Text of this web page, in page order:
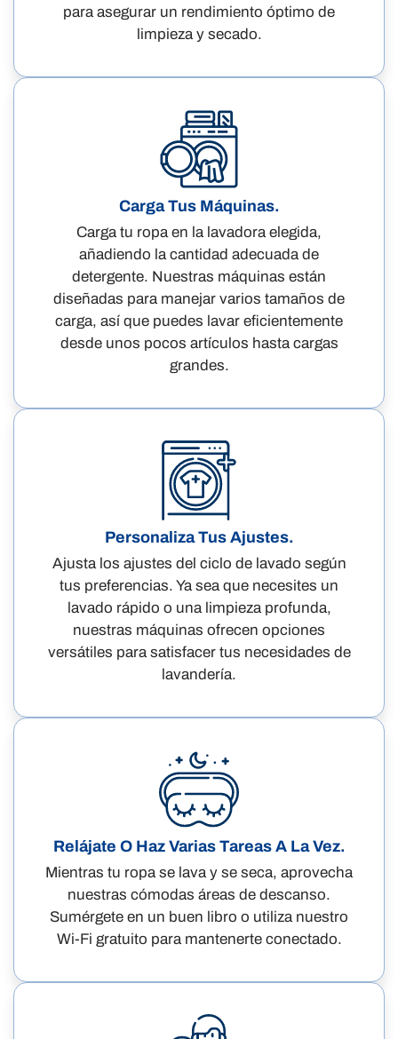
para asegurar un rendimiento óptimo de
limpieza y secado.
Carga Tus Máquinas.
Carga tu ropa en la lavadora elegida,
añadiendo la cantidad adecuada de
detergente. Nuestras máquinas están
diseñadas para manejar varios tamaños de
carga, así que puedes lavar eficientemente
desde unos pocos artículos hasta cargas
grandes.
Personaliza Tus Ajustes.
Ajusta los ajustes del ciclo de lavado según
tus preferencias. Ya sea que necesites un
lavado rápido o una limpieza profunda,
nuestras máquinas ofrecen opciones
versátiles para satisfacer tus necesidades de
lavandería.
Relájate O Haz Varias Tareas A La Vez.
Mientras tu ropa se lava y se seca, aprovecha
nuestras cómodas áreas de descanso.
Sumérgete en un buen libro o utiliza nuestro
Wi-Fi gratuito para mantenerte conectado.